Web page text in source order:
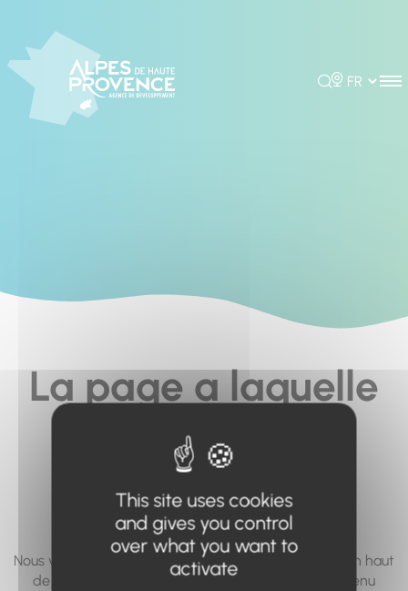
Rechercher
Choisir la
La page a laquelle
vous cherchez à
accéder n'existe
pas... ou plus.
Nous vous invitons à utiliser le moteur de recherche en haut
de page, ou à utiliser le menu pour trouver le contenu
This site uses cookies
and gives you control
over what you want to
activate